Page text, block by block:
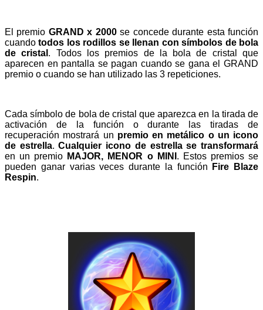
El premio GRAND x 2000se concede durante esta función
cuandotodos los rodillos se llenan con símbolos de bola
de cristal . Todos los premios de la bola de cristal que
aparecen en pantalla se pagan cuando se gana el GRAND
premio o cuando se han utilizado las 3 repeticiones.
Cada símbolo de bola de cristal que aparezca en la tirada de
activación de la función o durante las tiradas de
recuperación mostrará un premio en metálico o un icono
de estrella.Cualquier icono de estrella se transformará
en un premio MAJOR, MENOR o MINI . Estos premios se
pueden ganar varias veces durante la función
Fire Blaze
Respin.